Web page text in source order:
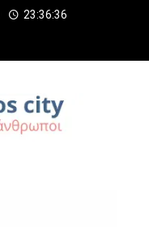
23:36:37